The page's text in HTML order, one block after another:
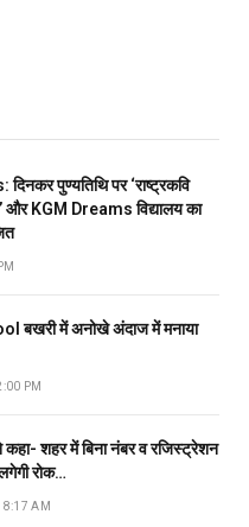
पुण्यतिथि पर ‘राष्ट्रकवि
और KGM Dreams विद्यालय का
बखरी में अनोखे अंदाज में मनाया
PM
शहर में बिना नंबर व रजिस्ट्रेशन
रोक…
8:17 AM